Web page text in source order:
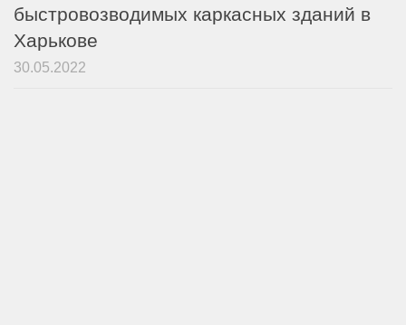
быстровозводимых каркасных зданий в
Харькове
30.05.2022